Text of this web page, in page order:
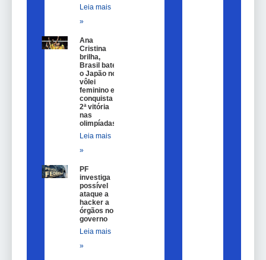
Leia mais
»
Ana
Cristina
brilha,
Brasil bate
o Japão no
vôlei
feminino e
conquista
2ª vitória
nas
olimpíadas
Leia mais
»
PF
investiga
possível
ataque a
hacker a
órgãos no
governo
Leia mais
»